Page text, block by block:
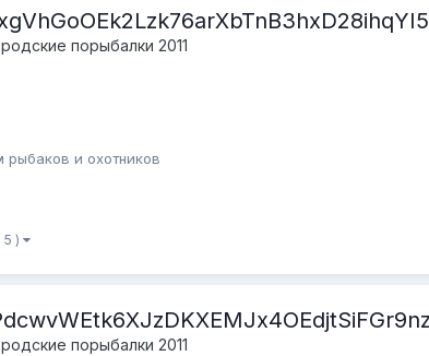
порыбалки 2011
и охотников
)
порыбалки 2011